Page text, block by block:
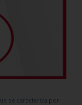
se caracteriza por